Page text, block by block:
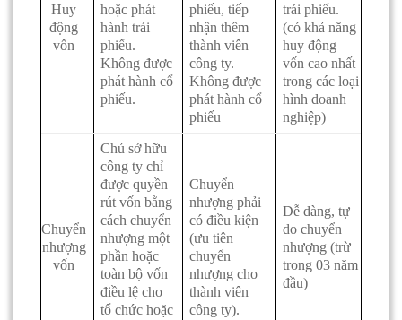
Huy
động
vốn
hoặc phát
hành trái
phiếu.
Không được
phát hành cổ
phiếu.
phiếu, tiếp
nhận thêm
thành viên
công ty.
Không được
phát hành cổ
phiếu
trái phiếu.
(có khả năng
huy động
vốn cao nhất
trong các loại
hình doanh
nghiệp)
Chuyển
nhượng
vốn
Chủ sở hữu
công ty chỉ
được quyền
rút vốn bằng
cách chuyển
nhượng một
phần hoặc
toàn bộ vốn
điều lệ cho
tổ chức hoặc
Chuyển
nhượng phải
có điều kiện
(ưu tiên
chuyển
nhượng cho
thành viên
công ty).
Dễ dàng, tự
do chuyển
nhượng (trừ
trong 03 năm
đầu)